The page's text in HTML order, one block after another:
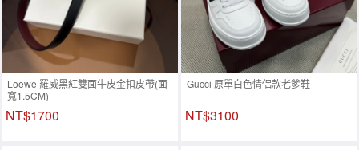
Loewe 羅威黑紅雙面牛皮金扣皮帶(面
寬1.5CM)
NT$1700
Gucci 原單白色情侶款老爹鞋
NT$3100